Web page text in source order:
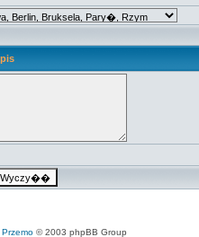
Przemo © 2003 phpBB Group